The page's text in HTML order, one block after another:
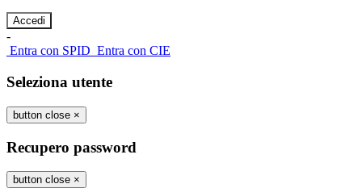
-
Entra con SPID Entra con CIE
Seleziona utente
button close ×
Recupero password
button close ×